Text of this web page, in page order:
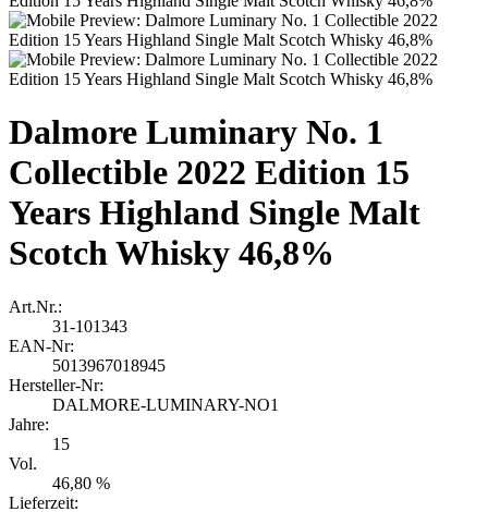
Dalmore Luminary No. 1
Collectible 2022 Edition 15
Years Highland Single Malt
Scotch Whisky 46,8%
Art.Nr.:
31-101343
EAN-Nr:
5013967018945
Hersteller-Nr:
DALMORE-LUMINARY-NO1
Jahre:
15
Vol.
46,80 %
Lieferzeit: